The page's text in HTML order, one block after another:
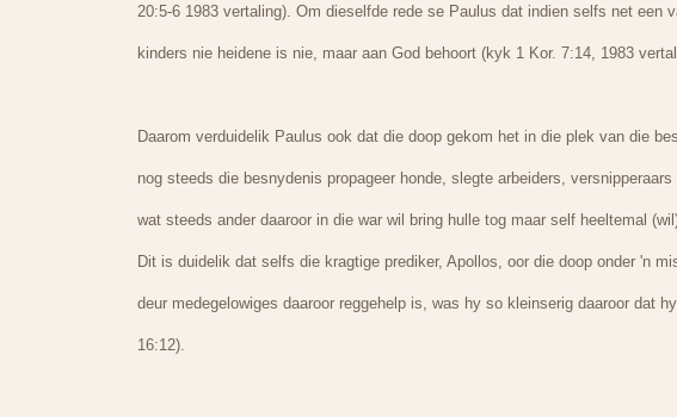
20:5-6 1983 vertaling). Om dieselfde rede se Paulus dat indien selfs net een
kinders nie heidene is nie, maar aan God behoort (kyk 1 Kor. 7:14, 1983
Daarom verduidelik Paulus ook dat die doop gekom het in die plek van die
nog steeds die besnydenis propageer honde, slegte arbeiders,
wat steeds ander daaroor in die war wil bring hulle tog maar self heeltemal
Dit is duidelik dat selfs die kragtige prediker, Apollos, oor die doop onder 'n
deur medegelowiges daaroor reggehelp is, was hy so kleinserig daaroor dat
16:12).